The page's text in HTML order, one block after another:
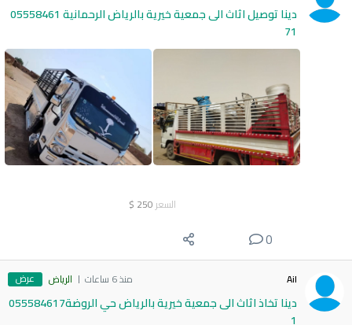
دينا توصيل اثاث الى جمعية خيرية بالرياض الرحمانية 05558461
71
السعر 250
$
0
Ail منذ 6 ساعات الرياض عرض
دينا تخاذ اثاث الى جمعية خيرية بالرياض حي الروضة055584617
1